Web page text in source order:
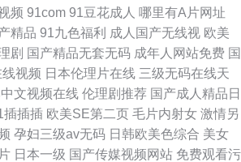
频 91com 91豆花成人 哪里有A片网址
精品 91九色福利 成人国产无线视 欧美
剧 国产精品无套无码 成年人网站免费 国
视频 日本伦理片在线 三级无码在线天
中文视频在线 伦理剧推荐 国产成人精品日
插插插 欧美SE第二页 毛片内射女 激情另
孕妇三级av无码 日韩欧美色综合 美女
日本一级 国产传媒视频网站 免费观看污